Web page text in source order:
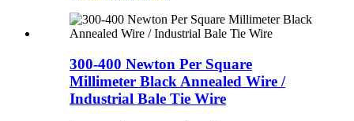
300-400 Newton Per Square
Millimeter Black Annealed Wire /
Industrial Bale Tie Wire